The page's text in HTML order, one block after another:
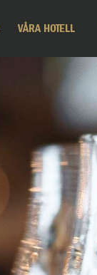
VÅRA HOTELL